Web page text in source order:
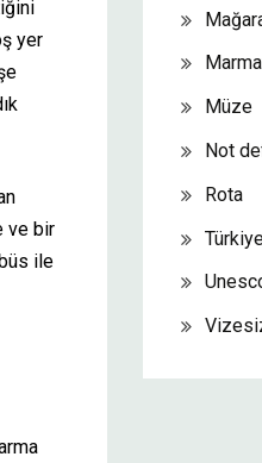
yer
ve bir
ile
Müze
Not
Rota